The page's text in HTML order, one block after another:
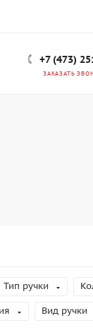
+7 (473)
ЗАКАЗАТЬ
Тип ручки
Вид ручки